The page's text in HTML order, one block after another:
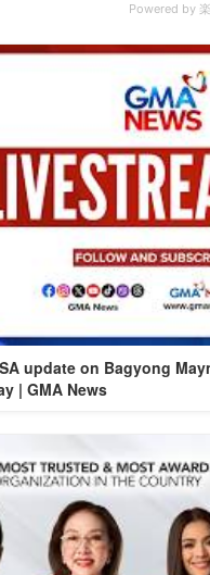
Powered by
update on Bagyong
| GMA News